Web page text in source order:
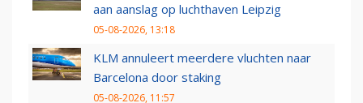
aan aanslag op luchthaven Leipzig
05-08-2026, 13:18
KLM annuleert meerdere vluchten naar
Barcelona door staking
05-08-2026, 11:57